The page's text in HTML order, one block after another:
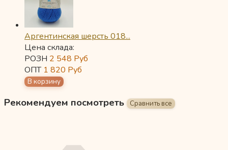
Аргентинская шерсть 018...
Цена склада:
РОЗН 2 548 Руб
ОПТ 1 820 Руб
Рекомендуем посмотреть